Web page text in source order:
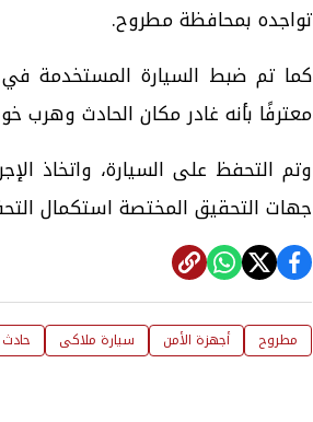
تواجده بمحافظة مطروح.
كما تم ضبط السيارة المستخدمة في
معترفًا بأنه غادر مكان الحادث وهرب
وتم التحفظ على السيارة، واتخاذ
جهات التحقيق المختصة استكمال
مطروح أجهزة الأمن سيارة ملاكى